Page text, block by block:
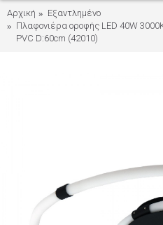
Αρχική
Εξαντλημένο
Πλαφονιέρα οροφής LED 40W
PVC D:60cm (42010)